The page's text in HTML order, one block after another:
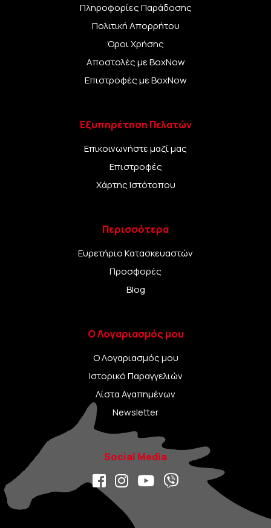
Πληροφορίες Παράδοσης
Πολιτική Απορρήτου
Όροι Χρήσης
Αποστολές με BoxNow
Επιστροφές με BoxNow
Εξυπηρέτηση Πελατών
Επικοινωνήστε μαζί μας
Επιστροφές
Χάρτης Ιστότοπου
Περισσότερα
Ευρετήριο Κατασκευαστών
Προσφορές
Blog
Ο Λογαριασμός μου
Ο Λογαριασμός μου
Ιστορικό Παραγγελιών
Λίστα Αγαπημένων
Newsletter
Social Media